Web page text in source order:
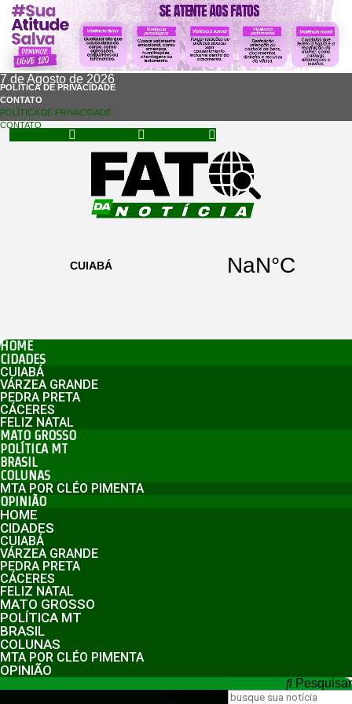
7 de Agosto de 2026
POLÍTICA DE PRIVACIDADE
CONTATO
POLÍTICA DE PRIVACIDADE
CONTATO
HOME
CIDADES
CUIABÁ
VÁRZEA GRANDE
PEDRA PRETA
CÁCERES
FELIZ NATAL
MATO GROSSO
POLÍTICA MT
BRASIL
COLUNAS
MTA POR CLÉO PIMENTA
OPINIÃO
HOME
CIDADES
CUIABÁ
VÁRZEA GRANDE
PEDRA PRETA
CÁCERES
FELIZ NATAL
MATO GROSSO
POLÍTICA MT
BRASIL
COLUNAS
MTA POR CLÉO PIMENTA
OPINIÃO
Pesquisar